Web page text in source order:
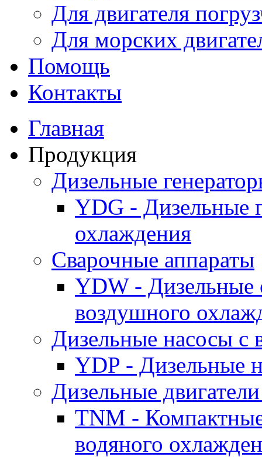
Для двигателя
Для морских
Помощь
Контакты
Главная
Продукция
Дизельные
YDG - Дизельные
охлаждения
Cварочные аппараты
YDW - Дизельные
воздушного
Дизельные насосы
YDP - Дизельные
Дизельные
TNM -
водяного